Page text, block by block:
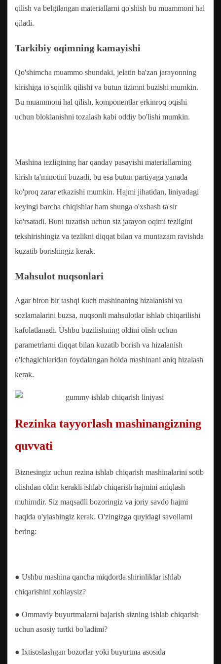
qilish va belgilangan materiallarni qo'shish bu muammoni hal
qiladi.
Tarkibiy oqimning kamayishi
Qo'shimcha muammo shundaki, jelatin ba'zan jarayonning
kirishiga to'sqinlik qilishi va butun tizimni buzishi mumkin.
Bu muammoni hal qilish, komponentlar erkinroq oqishi
uchun bloklanishni tozalash kabi oddiy bo'lishi mumkin.
Mashina tezligining har qanday pasayishi materiallarning
kirish ta'minotini buzadi, bu esa butun partiyaga yanada
ko'proq zarar etkazishi mumkin. Hajmi jihatidan, liniyadagi
keyingi barcha chiqishlar ham shunga o'xshash ta'sir
ko'rsatadi. Buni tuzatish uchun siz jarayon oqimi tezligini
tekshirishingiz va tezlikni diqqat bilan va muntazam ravishda
kuzatib borishingiz kerak.
Mahsulot nuqsonlari
Agar biron bir tashqi kuch mashinaning hizalanishi va
sozlamalarini buzsa, nuqsonli mahsulotlar ishlab chiqarilishi
kafolatlanadi. Ushbu buzilishning oldini olish uchun
parametrlarni diqqat bilan kuzatib borish va hizalanish
o'lchagichlaridan foydalangan holda mashinani aniq hizalash
kerak.
Rezinka tayyorlash mashinangizning
quvvati
Biznesingiz uchun rezina ishlab chiqarish mashinalarini sotib
olishdan oldin kerakli ishlab chiqarish hajmini aniqlash
muhimdir. Siz maqsadli bozoringiz va joriy savdo hajmi
haqida o'ylashingiz kerak. O'zingizga quyidagi savollarni
bering:
● Ushbu mashina qancha miqdorda shirinliklar ishlab
chiqarishini xohlaysiz?
● Ommaviy buyurtmalarni bajarish sizning ishlab chiqarish
uchun asosiy turtki bo'ladimi?
● Ixtisoslashgan bozorlar yoki buyurtma asosida